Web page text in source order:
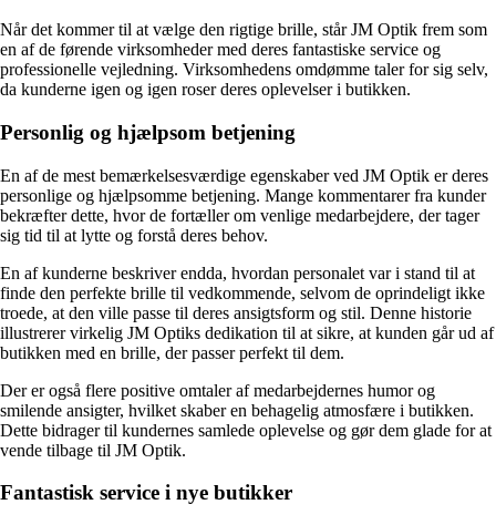
Når det kommer til at vælge den rigtige brille, står JM Optik frem som
en af de førende virksomheder med deres fantastiske service og
professionelle vejledning. Virksomhedens omdømme taler for sig selv,
da kunderne igen og igen roser deres oplevelser i butikken.
Personlig og hjælpsom betjening
En af de mest bemærkelsesværdige egenskaber ved JM Optik er deres
personlige og hjælpsomme betjening. Mange kommentarer fra kunder
bekræfter dette, hvor de fortæller om venlige medarbejdere, der tager
sig tid til at lytte og forstå deres behov.
En af kunderne beskriver endda, hvordan personalet var i stand til at
finde den perfekte brille til vedkommende, selvom de oprindeligt ikke
troede, at den ville passe til deres ansigtsform og stil. Denne historie
illustrerer virkelig JM Optiks dedikation til at sikre, at kunden går ud af
butikken med en brille, der passer perfekt til dem.
Der er også flere positive omtaler af medarbejdernes humor og
smilende ansigter, hvilket skaber en behagelig atmosfære i butikken.
Dette bidrager til kundernes samlede oplevelse og gør dem glade for at
vende tilbage til JM Optik.
Fantastisk service i nye butikker